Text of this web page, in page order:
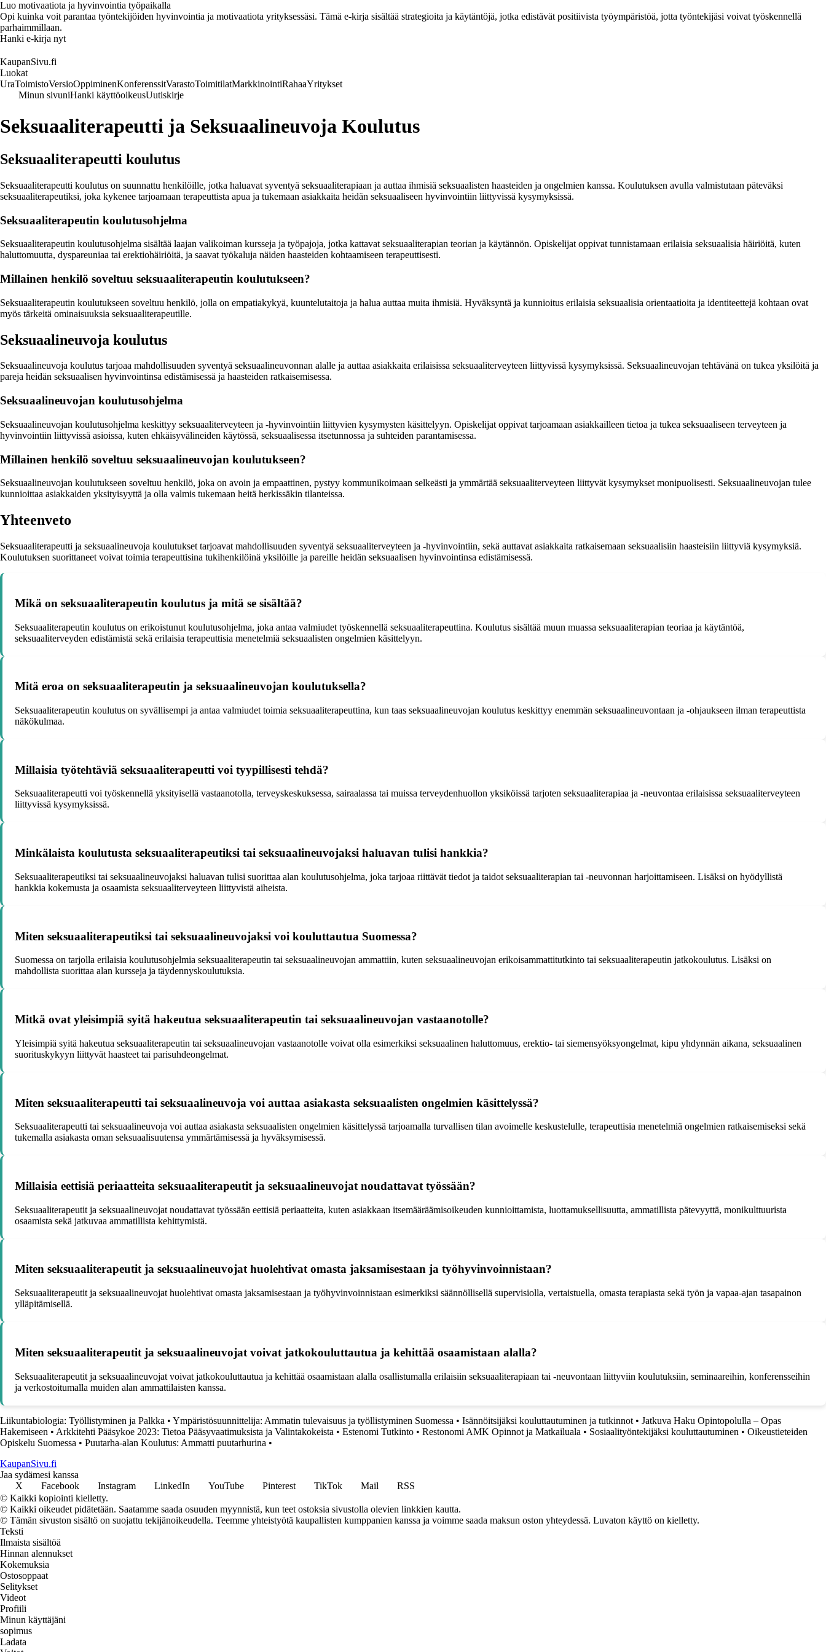
Luo motivaatiota ja hyvinvointia työpaikalla
Opi kuinka voit parantaa työntekijöiden hyvinvointia ja motivaatiota yrityksessäsi. Tämä e-kirja sisältää strategioita ja käytäntöjä, jotka edistävät positiivista työympäristöä, jotta työntekijäsi voivat työskennellä
parhaimmillaan.
Hanki e-kirja nyt
KaupanSivu.fi
Luokat
UraToimistoVersioOppiminenKonferenssitVarastoToimitilatMarkkinointiRahaaYritykset
Minun sivuniHanki käyttöoikeusUutiskirje
Seksuaaliterapeutti ja Seksuaalineuvoja Koulutus
Seksuaaliterapeutti koulutus
Seksuaaliterapeutti koulutus on suunnattu henkilöille, jotka haluavat syventyä seksuaaliterapiaan ja auttaa ihmisiä seksuaalisten haasteiden ja ongelmien kanssa. Koulutuksen avulla valmistutaan päteväksi
seksuaaliterapeutiksi, joka kykenee tarjoamaan terapeuttista apua ja tukemaan asiakkaita heidän seksuaaliseen hyvinvointiin liittyvissä kysymyksissä.
Seksuaaliterapeutin koulutusohjelma
Seksuaaliterapeutin koulutusohjelma sisältää laajan valikoiman kursseja ja työpajoja, jotka kattavat seksuaaliterapian teorian ja käytännön. Opiskelijat oppivat tunnistamaan erilaisia seksuaalisia häiriöitä, kuten
haluttomuutta, dyspareuniaa tai erektiohäiriöitä, ja saavat työkaluja näiden haasteiden kohtaamiseen terapeuttisesti.
Millainen henkilö soveltuu seksuaaliterapeutin koulutukseen?
Seksuaaliterapeutin koulutukseen soveltuu henkilö, jolla on empatiakykyä, kuuntelutaitoja ja halua auttaa muita ihmisiä. Hyväksyntä ja kunnioitus erilaisia seksuaalisia orientaatioita ja identiteettejä kohtaan ovat
myös tärkeitä ominaisuuksia seksuaaliterapeutille.
Seksuaalineuvoja koulutus
Seksuaalineuvoja koulutus tarjoaa mahdollisuuden syventyä seksuaalineuvonnan alalle ja auttaa asiakkaita erilaisissa seksuaaliterveyteen liittyvissä kysymyksissä. Seksuaalineuvojan tehtävänä on tukea yksilöitä ja
pareja heidän seksuaalisen hyvinvointinsa edistämisessä ja haasteiden ratkaisemisessa.
Seksuaalineuvojan koulutusohjelma
Seksuaalineuvojan koulutusohjelma keskittyy seksuaaliterveyteen ja -hyvinvointiin liittyvien kysymysten käsittelyyn. Opiskelijat oppivat tarjoamaan asiakkailleen tietoa ja tukea seksuaaliseen terveyteen ja
hyvinvointiin liittyvissä asioissa, kuten ehkäisyvälineiden käytössä, seksuaalisessa itsetunnossa ja suhteiden parantamisessa.
Millainen henkilö soveltuu seksuaalineuvojan koulutukseen?
Seksuaalineuvojan koulutukseen soveltuu henkilö, joka on avoin ja empaattinen, pystyy kommunikoimaan selkeästi ja ymmärtää seksuaaliterveyteen liittyvät kysymykset monipuolisesti. Seksuaalineuvojan tulee
kunnioittaa asiakkaiden yksityisyyttä ja olla valmis tukemaan heitä herkissäkin tilanteissa.
Yhteenveto
Seksuaaliterapeutti ja seksuaalineuvoja koulutukset tarjoavat mahdollisuuden syventyä seksuaaliterveyteen ja -hyvinvointiin, sekä auttavat asiakkaita ratkaisemaan seksuaalisiin haasteisiin liittyviä kysymyksiä.
Koulutuksen suorittaneet voivat toimia terapeuttisina tukihenkilöinä yksilöille ja pareille heidän seksuaalisen hyvinvointinsa edistämisessä.
Mikä on seksuaaliterapeutin koulutus ja mitä se sisältää?
Seksuaaliterapeutin koulutus on erikoistunut koulutusohjelma, joka antaa valmiudet työskennellä seksuaaliterapeuttina. Koulutus sisältää muun muassa seksuaaliterapian teoriaa ja käytäntöä,
seksuaaliterveyden edistämistä sekä erilaisia terapeuttisia menetelmiä seksuaalisten ongelmien käsittelyyn.
Mitä eroa on seksuaaliterapeutin ja seksuaalineuvojan koulutuksella?
Seksuaaliterapeutin koulutus on syvällisempi ja antaa valmiudet toimia seksuaaliterapeuttina, kun taas seksuaalineuvojan koulutus keskittyy enemmän seksuaalineuvontaan ja -ohjaukseen ilman terapeuttista
näkökulmaa.
Millaisia työtehtäviä seksuaaliterapeutti voi tyypillisesti tehdä?
Seksuaaliterapeutti voi työskennellä yksityisellä vastaanotolla, terveyskeskuksessa, sairaalassa tai muissa terveydenhuollon yksiköissä tarjoten seksuaaliterapiaa ja -neuvontaa erilaisissa seksuaaliterveyteen
liittyvissä kysymyksissä.
Minkälaista koulutusta seksuaaliterapeutiksi tai seksuaalineuvojaksi haluavan tulisi hankkia?
Seksuaaliterapeutiksi tai seksuaalineuvojaksi haluavan tulisi suorittaa alan koulutusohjelma, joka tarjoaa riittävät tiedot ja taidot seksuaaliterapian tai -neuvonnan harjoittamiseen. Lisäksi on hyödyllistä
hankkia kokemusta ja osaamista seksuaaliterveyteen liittyvistä aiheista.
Miten seksuaaliterapeutiksi tai seksuaalineuvojaksi voi kouluttautua Suomessa?
Suomessa on tarjolla erilaisia koulutusohjelmia seksuaaliterapeutin tai seksuaalineuvojan ammattiin, kuten seksuaalineuvojan erikoisammattitutkinto tai seksuaaliterapeutin jatkokoulutus. Lisäksi on
mahdollista suorittaa alan kursseja ja täydennyskoulutuksia.
Mitkä ovat yleisimpiä syitä hakeutua seksuaaliterapeutin tai seksuaalineuvojan vastaanotolle?
Yleisimpiä syitä hakeutua seksuaaliterapeutin tai seksuaalineuvojan vastaanotolle voivat olla esimerkiksi seksuaalinen haluttomuus, erektio- tai siemensyöksyongelmat, kipu yhdynnän aikana, seksuaalinen
suorituskykyyn liittyvät haasteet tai parisuhdeongelmat.
Miten seksuaaliterapeutti tai seksuaalineuvoja voi auttaa asiakasta seksuaalisten ongelmien käsittelyssä?
Seksuaaliterapeutti tai seksuaalineuvoja voi auttaa asiakasta seksuaalisten ongelmien käsittelyssä tarjoamalla turvallisen tilan avoimelle keskustelulle, terapeuttisia menetelmiä ongelmien ratkaisemiseksi sekä
tukemalla asiakasta oman seksuaalisuutensa ymmärtämisessä ja hyväksymisessä.
Millaisia eettisiä periaatteita seksuaaliterapeutit ja seksuaalineuvojat noudattavat työssään?
Seksuaaliterapeutit ja seksuaalineuvojat noudattavat työssään eettisiä periaatteita, kuten asiakkaan itsemääräämisoikeuden kunnioittamista, luottamuksellisuutta, ammatillista pätevyyttä, monikulttuurista
osaamista sekä jatkuvaa ammatillista kehittymistä.
Miten seksuaaliterapeutit ja seksuaalineuvojat huolehtivat omasta jaksamisestaan ja työhyvinvoinnistaan?
Seksuaaliterapeutit ja seksuaalineuvojat huolehtivat omasta jaksamisestaan ja työhyvinvoinnistaan esimerkiksi säännöllisellä supervisiolla, vertaistuella, omasta terapiasta sekä työn ja vapaa-ajan tasapainon
ylläpitämisellä.
Miten seksuaaliterapeutit ja seksuaalineuvojat voivat jatkokouluttautua ja kehittää osaamistaan alalla?
Seksuaaliterapeutit ja seksuaalineuvojat voivat jatkokouluttautua ja kehittää osaamistaan alalla osallistumalla erilaisiin seksuaaliterapiaan tai -neuvontaan liittyviin koulutuksiin, seminaareihin, konferensseihin
ja verkostoitumalla muiden alan ammattilaisten kanssa.
Liikuntabiologia: Työllistyminen ja Palkka • Ympäristösuunnittelija: Ammatin tulevaisuus ja työllistyminen Suomessa • Isännöitsijäksi kouluttautuminen ja tutkinnot • Jatkuva Haku Opintopolulla – Opas
Hakemiseen • Arkkitehti Pääsykoe 2023: Tietoa Pääsyvaatimuksista ja Valintakokeista • Estenomi Tutkinto • Restonomi AMK Opinnot ja Matkailuala • Sosiaalityöntekijäksi kouluttautuminen • Oikeustieteiden
Opiskelu Suomessa • Puutarha-alan Koulutus: Ammatti puutarhurina •
KaupanSivu.fi
Jaa sydämesi kanssa
X
Facebook Instagram LinkedIn YouTube Pinterest TikTok Mail
RSS
© Kaikki kopiointi kielletty.
© Kaikki oikeudet pidätetään. Saatamme saada osuuden myynnistä, kun teet ostoksia sivustolla olevien linkkien kautta.
© Tämän sivuston sisältö on suojattu tekijänoikeudella. Teemme yhteistyötä kaupallisten kumppanien kanssa ja voimme saada maksun oston yhteydessä. Luvaton käyttö on kielletty.
Teksti
Ilmaista sisältöä
Hinnan alennukset
Kokemuksia
Ostosoppaat
Selitykset
Videot
Profiili
Minun käyttäjäni
sopimus
Ladata